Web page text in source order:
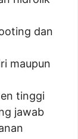
dan
maupun
tinggi
jawab